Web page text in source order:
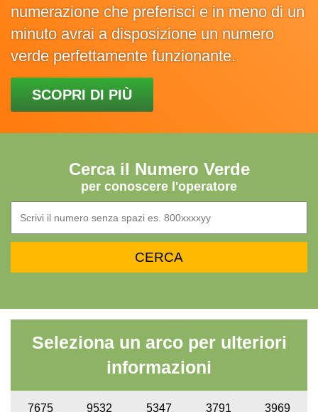
numerazione che preferisci e in meno di un
minuto avrai a disposizione un numero
verde perfettamente funzionante.
SCOPRI DI PIÙ
Cerca il Numero Verde
per conoscere l'operatore
Seleziona un arco per ulteriori
informazioni
7675 9532 5347 3791 3969